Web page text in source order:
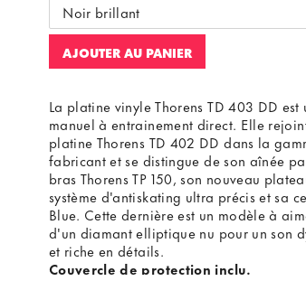
Noir brillant
AJOUTER AU PANIER
La platine vinyle Thorens TD 403 DD est
manuel à entrainement direct. Elle
platine Thorens TD 402 DD dans la
fabricant et se distingue de son aînée
bras Thorens TP 150, son nouveau
système d'antiskating ultra précis et sa
Blue. Cette dernière est un modèle à
d'un diamant elliptique nu pour un son
et riche en détails.
Couvercle de protection inclu.